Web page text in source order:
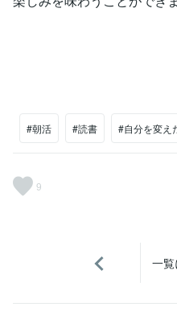
#朝活 #読書 #自分を変え
9
一覧